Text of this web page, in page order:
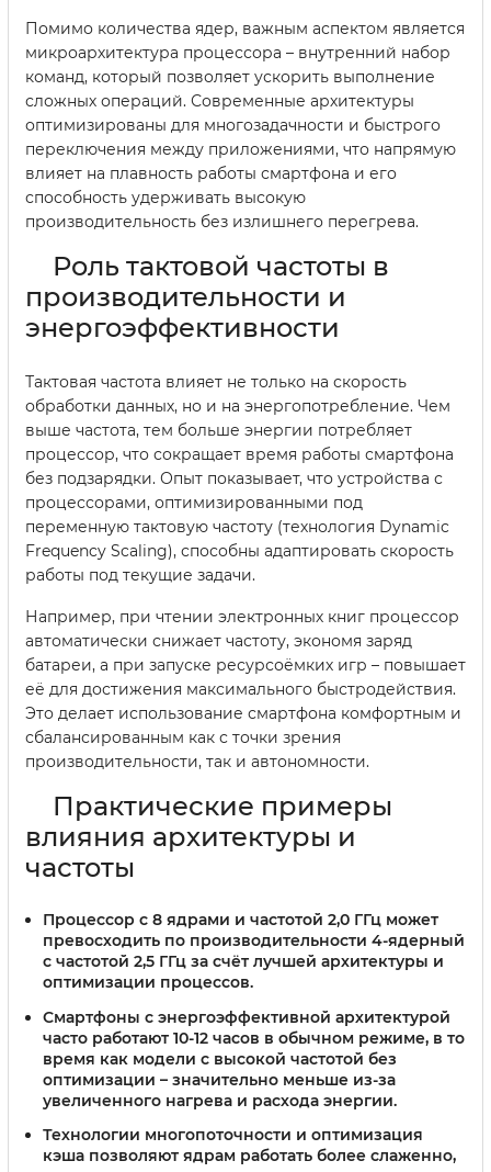
Помимо количества ядер, важным аспектом является
микроархитектура процессора – внутренний набор
команд, который позволяет ускорить выполнение
сложных операций. Современные архитектуры
оптимизированы для многозадачности и быстрого
переключения между приложениями, что напрямую
влияет на плавность работы смартфона и его
способность удерживать высокую
производительность без излишнего перегрева.
Роль тактовой частоты в
производительности и
энергоэффективности
Тактовая частота влияет не только на скорость
обработки данных, но и на энергопотребление. Чем
выше частота, тем больше энергии потребляет
процессор, что сокращает время работы смартфона
без подзарядки. Опыт показывает, что устройства с
процессорами, оптимизированными под
переменную тактовую частоту (технология Dynamic
Frequency Scaling), способны адаптировать скорость
работы под текущие задачи.
Например, при чтении электронных книг процессор
автоматически снижает частоту, экономя заряд
батареи, а при запуске ресурсоёмких игр – повышает
её для достижения максимального быстродействия.
Это делает использование смартфона комфортным и
сбалансированным как с точки зрения
производительности, так и автономности.
Практические примеры
влияния архитектуры и
частоты
Процессор с 8 ядрами и частотой 2,0 ГГц может
превосходить по производительности 4-ядерный
с частотой 2,5 ГГц за счёт лучшей архитектуры и
оптимизации процессов.
Смартфоны с энергоэффективной архитектурой
часто работают 10-12 часов в обычном режиме, в то
время как модели с высокой частотой без
оптимизации – значительно меньше из-за
увеличенного нагрева и расхода энергии.
Технологии многопоточности и оптимизация
кэша позволяют ядрам работать более слаженно,